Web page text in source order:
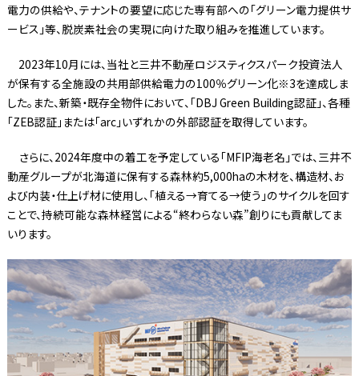
電力の供給や、テナントの要望に応じた専有部への「グリーン電力提供サ
ービス」等、脱炭素社会の実現に向けた取り組みを推進しています。
2023年10月には、当社と三井不動産ロジスティクスパーク投資法人
が保有する全施設の共用部供給電力の100％グリーン化※3を達成しま
した。また、新築・既存全物件において、「DBJ Green Building認証」、各種
「ZEB認証」または「arc」いずれかの外部認証を取得しています。
さらに、2024年度中の着工を予定している「MFIP海老名」では、三井不
動産グループが北海道に保有する森林約5,000haの木材を、構造材、お
よび内装・仕上げ材に使用し、「植える→育てる→使う」のサイクルを回す
ことで、持続可能な森林経営による“終わらない森”創りにも貢献してま
いります。